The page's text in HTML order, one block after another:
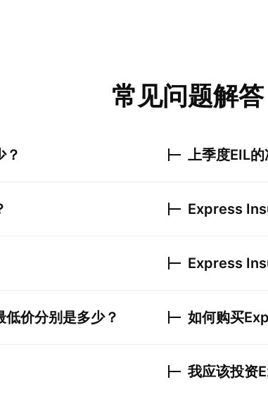
常见问题解答
？
价分别是多少？
上季度EIL的
Express
Express
如何购买
我应该投资